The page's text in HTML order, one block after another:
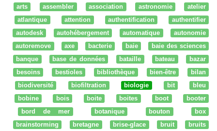
arts
assembler association astronomie
atelier
atlantique
attention authentification
authentifier
autodesk
autohébergement automatique
autonomie
autoremove
axe bacterie baie
baie des sciences
banque
base de données bataille bateau
bazar
besoins
bestioles bibliothèque bien-être
bilan
biodiversité
biofiltration biologie bit
bleu
bobine
bois boite boites boot
booter
bord de mer
botanique bouton
box
brainstorming
bretagne brise-glace bruit
bruits